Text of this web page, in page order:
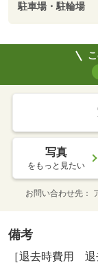
駐車場・駐輪場
写真
をもっと見たい
お問い合わせ先
備考
［退去時費用